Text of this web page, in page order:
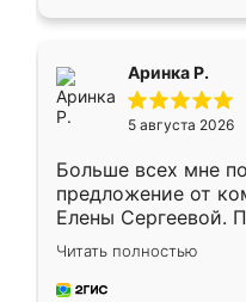
Аринка Р.
5 августа 2026
Больше всех мне
предложение от
Елены Сергеевой.
короткие сроки
для замера
предложил по
Читать полностью